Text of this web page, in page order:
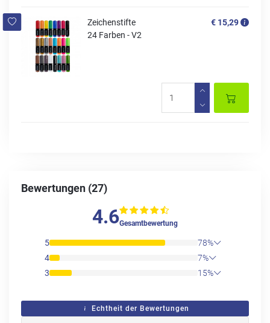
Zeichenstifte
24 Farben - V2
€ 15,29
Bewertungen (27)
4.6Gesamtbewertung
5
78%
4
7%
3
15%
Echtheit der Bewertungen